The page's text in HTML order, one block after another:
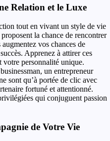
Relation et le Luxe
tout en vivant un style de vie
la chance de rencontrer
vos chances de
Apprenez à attirer ces
votre personnalité unique.
un entrepreneur
sont qu’à portée de clic avec
fortuné et attentionné.
qui conjuguent passion
de Votre Vie